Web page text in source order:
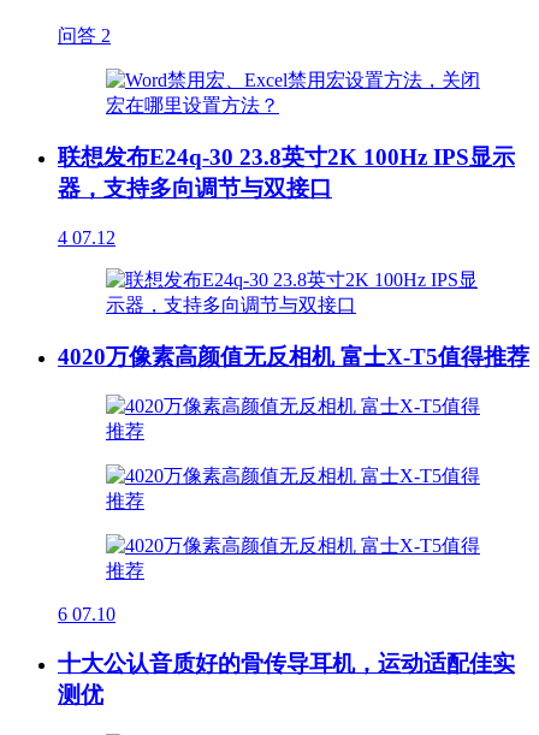
问答 2
联想发布E24q-30 23.8英寸2K 100Hz IPS显示
器，支持多向调节与双接口
4 07.12
4020万像素高颜值无反相机 富士X-T5值得推荐
6 07.10
十大公认音质好的骨传导耳机，运动适配佳实
测优